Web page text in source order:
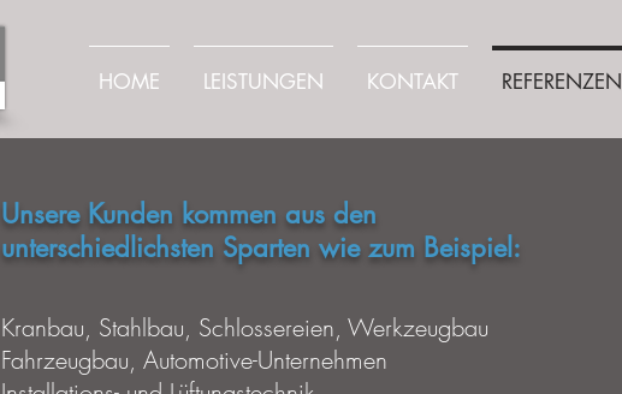
HOME LEISTUNGEN KONTAKT REFERENZEN
Unsere Kunden kommen aus den
unterschiedlichsten Sparten wie zum Beispiel:
Kranbau, Stahlbau, Schlossereien, Werkzeugbau
Fahrzeugbau, Automotive-Unternehmen